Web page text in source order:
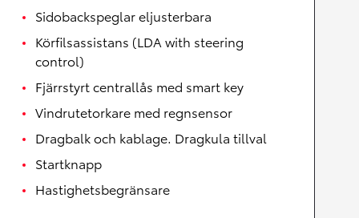
Sidobackspeglar eljusterbara
Körfilsassistans (LDA with steering
control)
Fjärrstyrt centrallås med smart key
Vindrutetorkare med regnsensor
Dragbalk och kablage. Dragkula tillval
Startknapp
Hastighetsbegränsare